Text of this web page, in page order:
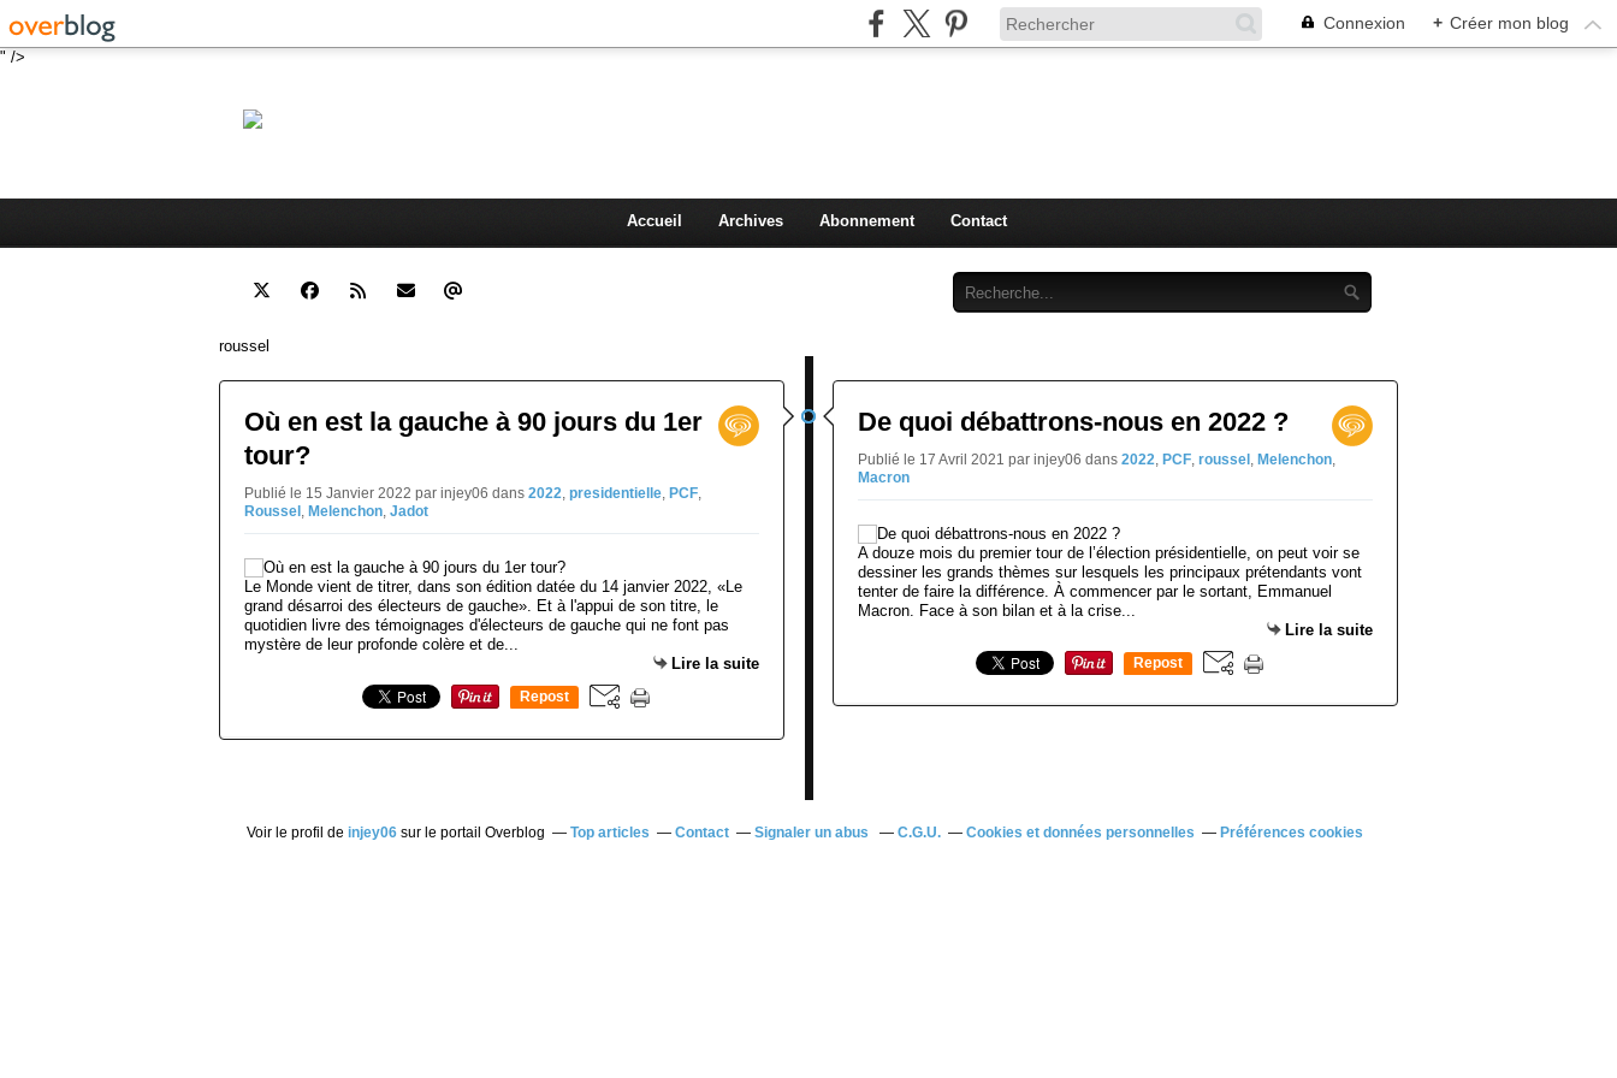
" />
Connexion + Créer mon blog
Accueil Archives Abonnement Contact
roussel
Où en est la gauche à 90 jours du 1er
tour?
Publié le 15 Janvier 2022 par injey06 dans 2022, presidentielle, PCF,
Roussel , Melenchon, Jadot
Le Monde vient de titrer, dans son édition datée du 14 janvier 2022, «Le
grand désarroi des électeurs de gauche». Et à l'appui de son titre, le
quotidien livre des témoignages d'électeurs de gauche qui ne font pas
mystère de leur profonde colère et de...
Lire la suite
Repost
De quoi débattrons-nous en 2022 ?
Publié le 17 Avril 2021 par injey06 dans 2022, PCF, roussel , Melenchon,
Macron
A douze mois du premier tour de l’élection présidentielle, on peut voir se
dessiner les grands thèmes sur lesquels les principaux prétendants vont
tenter de faire la différence. À commencer par le sortant, Emmanuel
Macron. Face à son bilan et à la crise...
Lire la suite
Repost
Voir le profil de injey06 sur le portail Overblog Top articles Contact Signaler un abus C.G.U. Cookies et données personnelles Préférences cookies